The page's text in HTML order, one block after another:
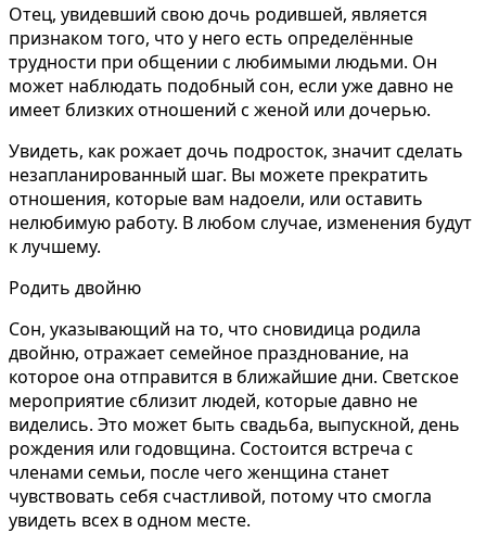
Отец, увидевший свою дочь родившей, является
признаком того, что у него есть определённые
трудности при общении с любимыми людьми. Он
может наблюдать подобный сон, если уже давно не
имеет близких отношений с женой или дочерью.
Увидеть, как рожает дочь подросток, значит сделать
незапланированный шаг. Вы можете прекратить
отношения, которые вам надоели, или оставить
нелюбимую работу. В любом случае, изменения будут
к лучшему.
Родить двойню
Сон, указывающий на то, что сновидица родила
двойню, отражает семейное празднование, на
которое она отправится в ближайшие дни. Светское
мероприятие сблизит людей, которые давно не
виделись. Это может быть свадьба, выпускной, день
рождения или годовщина. Состоится встреча с
членами семьи, после чего женщина станет
чувствовать себя счастливой, потому что смогла
увидеть всех в одном месте.